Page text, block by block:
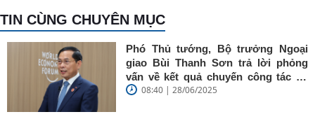
TIN CÙNG CHUYÊN MỤC
Phó Thủ tướng, Bộ trưởng Ngoại
giao Bùi Thanh Sơn trả lời phỏng
vấn về kết quả chuyến công tác tại
Trung Quốc của Thủ tướng Chính
08:40 | 28/06/2025